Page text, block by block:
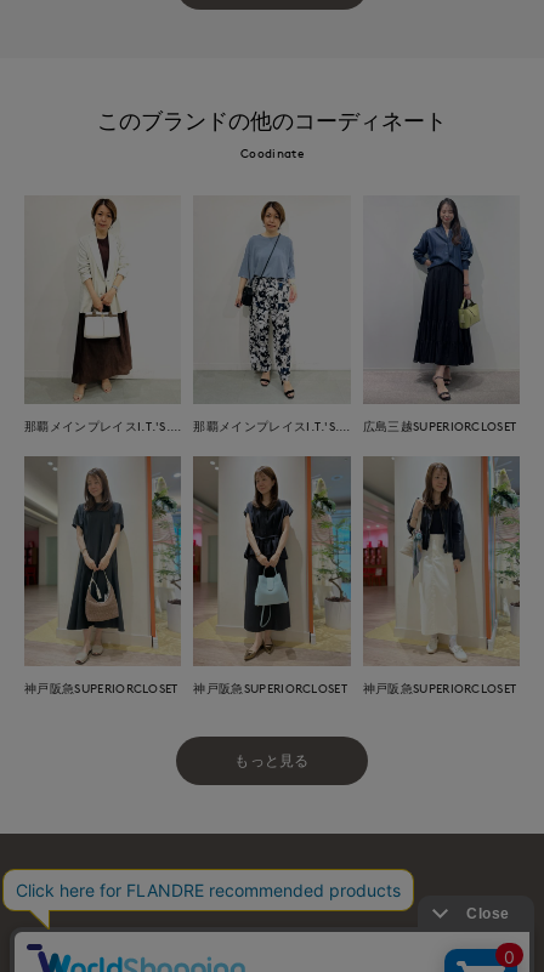
このブランドの他のコーディネート
Coodinate
広島三越SUPERIORCLOSET
神戸阪急SUPERIORCLOSET 神戸阪急SUPERIORCLOSET 神戸阪急SUPERIORCLOSET
もっと見る
お問い合わせ 利用規約 プライバシーポリシー